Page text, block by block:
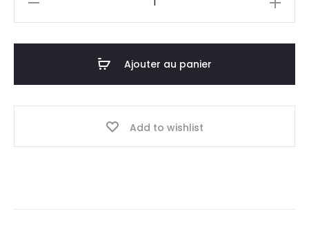
Ajouter au panier
Add to wishlist